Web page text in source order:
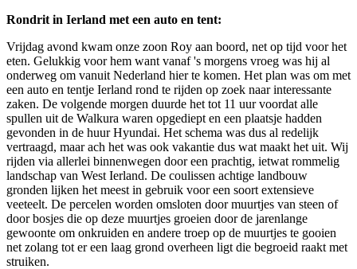
Rondrit in Ierland met een auto en tent:
Vrijdag avond kwam onze zoon Roy aan boord, net op tijd voor het
eten. Gelukkig voor hem want vanaf 's morgens vroeg was hij al
onderweg om vanuit Nederland hier te komen. Het plan was om met
een auto en tentje Ierland rond te rijden op zoek naar interessante
zaken. De volgende morgen duurde het tot 11 uur voordat alle
spullen uit de Walkura waren opgediept en een plaatsje hadden
gevonden in de huur Hyundai. Het schema was dus al redelijk
vertraagd, maar ach het was ook vakantie dus wat maakt het uit. Wij
rijden via allerlei binnenwegen door een prachtig, ietwat rommelig
landschap van West Ierland. De coulissen achtige landbouw
gronden lijken het meest in gebruik voor een soort extensieve
veeteelt. De percelen worden omsloten door muurtjes van steen of
door bosjes die op deze muurtjes groeien door de jarenlange
gewoonte om onkruiden en andere troep op de muurtjes te gooien
net zolang tot er een laag grond overheen ligt die begroeid raakt met
struiken.